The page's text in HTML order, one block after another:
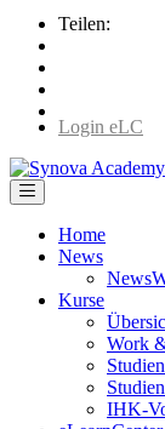
Teilen:
Login eLC
Home
News
Kurse
Work
IHK-